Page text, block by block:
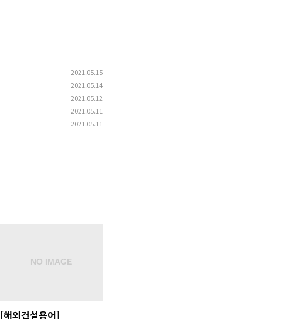
2021.05.15
2021.05.14
2021.05.12
2021.05.11
2021.05.11
[해외건설용어]